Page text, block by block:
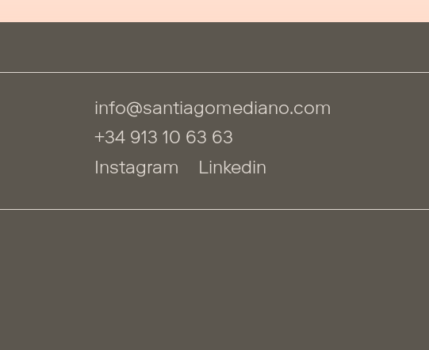
info@santiagomediano.com
+34 913 10 63 63
Instagram
Linkedin